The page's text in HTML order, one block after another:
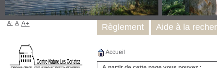
Accueil
Règlement Aide à la
A- A A+